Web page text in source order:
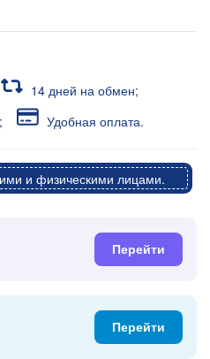
14 дней на обмен;
Удобная оплата.
и физическими лицами.
Перейти
Перейти